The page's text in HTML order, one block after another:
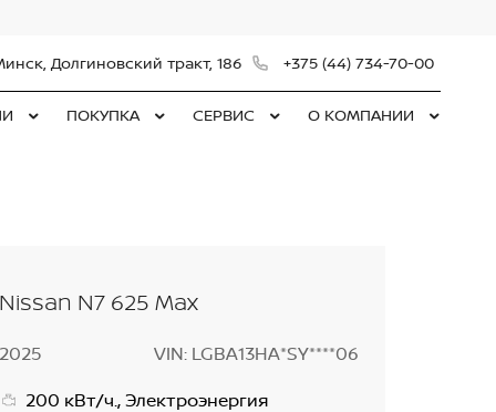
Долгиновский тракт, 186 +375 (44) 734-70-00
ПОКУПКА СЕРВИС О КОМПАНИИ
N7 625 Max
VIN: LGBA13HA*SY****06
200 кВт/ч., Электроэнергия